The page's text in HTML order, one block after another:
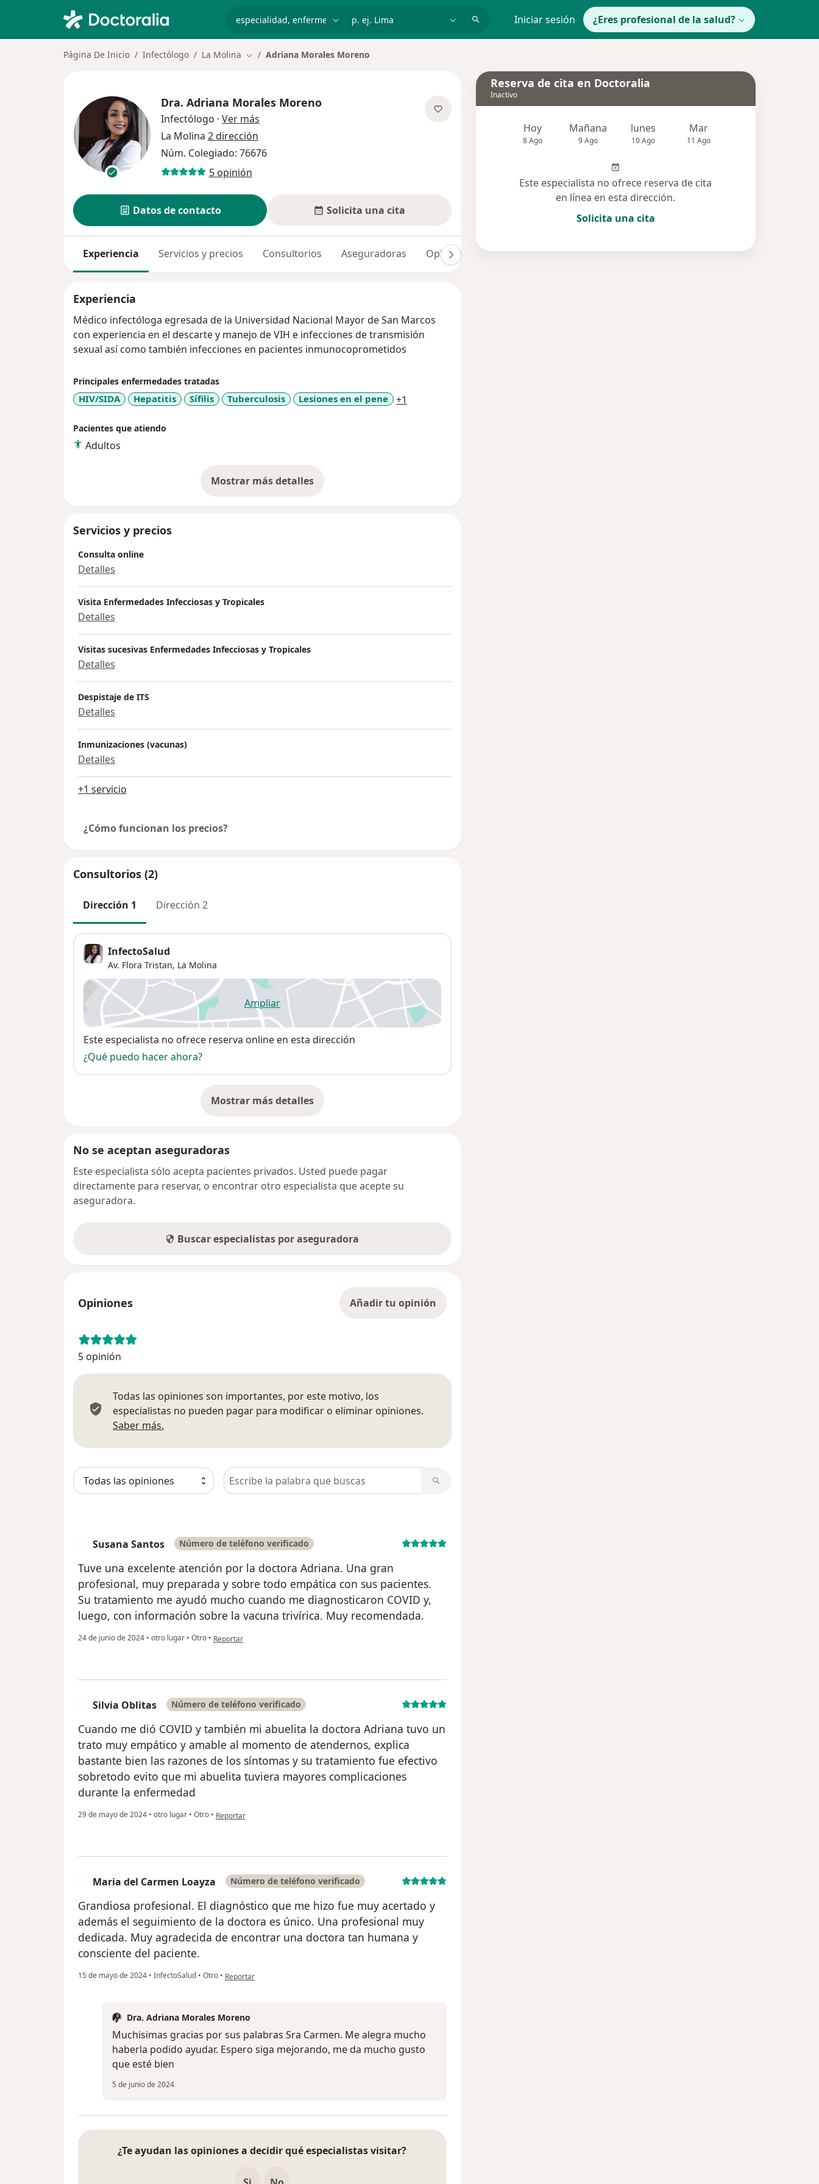
Iniciar sesión ¿Eres profesional de la salud?
Página De Inicio Infectólogo La Molina Cambiar de ciudad
Adriana Morales Moreno
Dra. Adriana Morales Moreno
Infectólogo · Ver más
La Molina 2 dirección
Núm. Colegiado: 76676
5 opinión
Datos de contacto Solicita una cita
Experiencia Servicios y precios Consultorios Aseguradoras Opiniones (5)
Experiencia
Médico infectóloga egresada de la Universidad Nacional Mayor de San Marcos
con experiencia en el descarte y manejo de VIH e infecciones de transmisión
sexual así como también infecciones en pacientes inmunocoprometidos
Principales enfermedades tratadas
HIV/SIDA Hepatitis Sífilis Tuberculosis Lesiones en el pene +1
Pacientes que atiendo
Adultos
Mostrar más detalles
sobre la experiencia
Servicios y precios
Consulta online
Detalles
Visita Enfermedades Infecciosas y Tropicales
Detalles
Visitas sucesivas Enfermedades Infecciosas y Tropicales
Detalles
Despistaje de ITS
Detalles
Inmunizaciones (vacunas)
Detalles
+1 servicio
¿Cómo funcionan los precios?
Consultorios (2)
Dirección 1 Dirección 2
InfectoSalud
Av. Flora Tristan, La Molina
Ampliarse abre en una nueva pestaña
Disponibilidad
Este especialista no ofrece reserva online en esta dirección
¿Qué puedo hacer ahora?
Mostrar más detalles
sobre la dirección
No se aceptan aseguradoras
Este especialista sólo acepta pacientes privados. Usted puede pagar
directamente para reservar, o encontrar otro especialista que acepte su
aseguradora.
Buscar especialistas por aseguradora
Opiniones Añadir tu opinión
5 opinión
Todas las opiniones son importantes, por este motivo, los
especialistas no pueden pagar para modificar o eliminar opiniones.
Saber más.
Busca en opiniones
Susana Santos Número de teléfono verificado
Tuve una excelente atención por la doctora Adriana. Una gran
profesional, muy preparada y sobre todo empática con sus pacientes.
Su tratamiento me ayudó mucho cuando me diagnosticaron COVID y,
luego, con información sobre la vacuna trivírica. Muy recomendada.
24 de junio de 2024 • otro lugar • Otro • en opinión del usuario Susana Santos
Reportar
Silvia Oblitas Número de teléfono verificado
Cuando me dió COVID y también mi abuelita la doctora Adriana tuvo un
trato muy empático y amable al momento de atendernos, explica
bastante bien las razones de los síntomas y su tratamiento fue efectivo
sobretodo evito que mi abuelita tuviera mayores complicaciones
durante la enfermedad
29 de mayo de 2024 • otro lugar • Otro • en opinión del usuario Silvia Oblitas
Reportar
Maria del Carmen Loayza Número de teléfono verificado
Grandiosa profesional. El diagnóstico que me hizo fue muy acertado y
además el seguimiento de la doctora es único. Una profesional muy
dedicada. Muy agradecida de encontrar una doctora tan humana y
consciente del paciente.
15 de mayo de 2024 • InfectoSalud • Otro • en opinión del usuario Maria del Carmen Loayza
Reportar
Dra. Adriana Morales Moreno
Muchisimas gracias por sus palabras Sra Carmen. Me alegra mucho
haberla podido ayudar. Espero siga mejorando, me da mucho gusto
que esté bien
5 de junio de 2024
¿Te ayudan las opiniones a decidir qué especialistas visitar?
Reserva de cita en Doctoralia
Inactivo
Hoy
8 Ago
Mañana
9 Ago
lunes
10 Ago
Mar
11 Ago
Este especialista no ofrece reserva de cita
en línea en esta dirección.
Solicita una cita